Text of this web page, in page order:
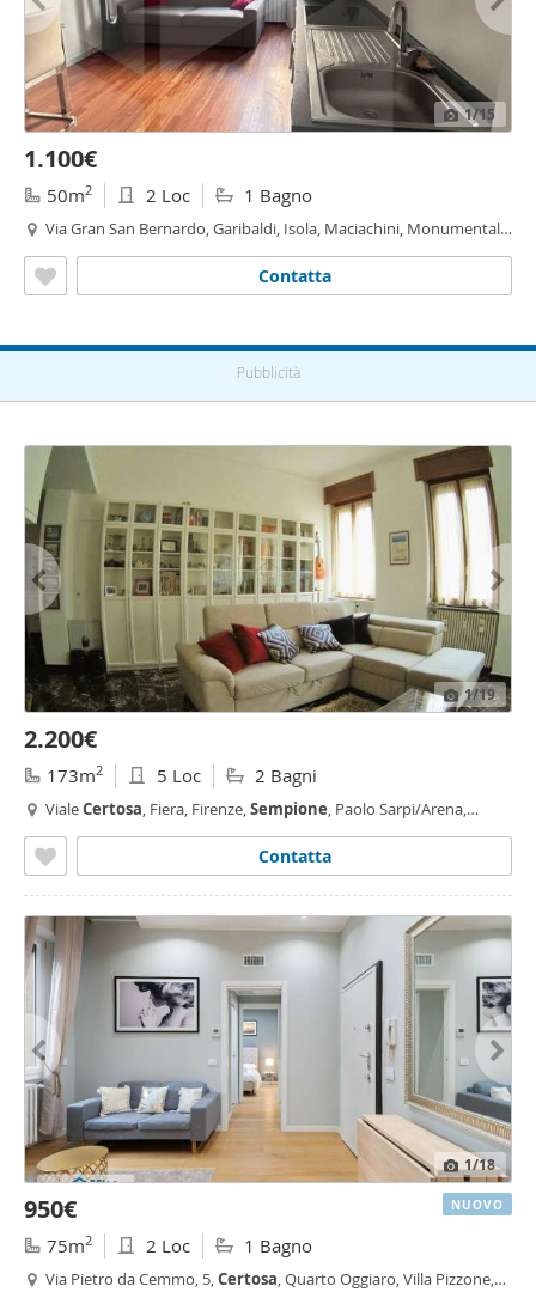
1/15
1.100€
50m2 2 Loc 1 Bagno
Via Gran San Bernardo, Garibaldi, Isola, Maciachini, Monumentale,
Contatta
Pubblicità
1/19
2.200€
173m2 5 Loc 2 Bagni
VialeCertosa, Fiera, Firenze,Sempione, Paolo Sarpi/Arena,
Contatta
1/18
950€
75m2 2 Loc 1 Bagno
Via Pietro da Cemmo, 5,Certosa, Quarto Oggiaro, Villa Pizzone,
NUOVO